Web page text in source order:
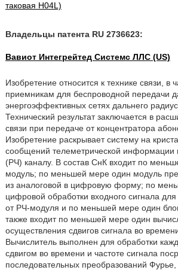
таковая H04L)
Владельцы патента RU 2736623:
Вавиот Интегрейтед Системс ЛЛС (US)
Изобретение относится к технике связи, в
приемникам для беспроводной передачи
энергоэффективных сетях дальнего
Технический результат заключается в
связи при передаче от концентратора
Изобретение раскрывает систему на
сообщений телеметрической информации
(РЧ) каналу. В состав СнК входит по
модуль; по меньшей мере один модуль
из аналоговой в цифровую форму; по
цифровой обработки входного сигнала
от РЧ-модуля и по меньшей мере один
также входит по меньшей мере один
осуществления сдвигов сигнала во
Вычислитель выполнен для обработки
сдвигом во времени и частоте сигнала
последовательных преобразований